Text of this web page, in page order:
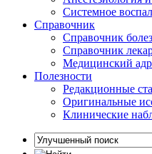
Системное
Справочник
Справочник
Справочник
Медицинский
Полезности
Редакционные
Оригинальные
Клинические